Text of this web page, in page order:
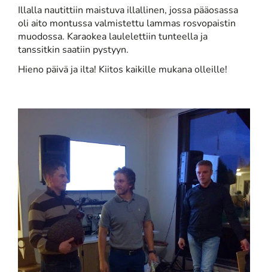
Illalla nautittiin maistuva illallinen, jossa pääosassa
oli aito montussa valmistettu lammas rosvopaistin
muodossa. Karaokea laulelettiin tunteella ja
tanssitkin saatiin pystyyn.
Hieno päivä ja ilta! Kiitos kaikille mukana olleille!